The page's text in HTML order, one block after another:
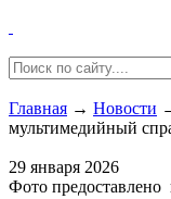
Главная → Новости
мультимедийный
29 января 2026
Фото